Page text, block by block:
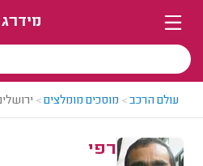
מידרג
עולם הרכב> מוסכים מומלצים>
רפי